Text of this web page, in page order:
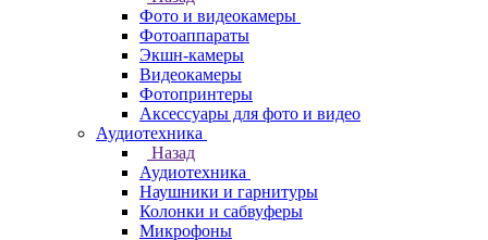
Фото и видеокамеры
Фотоаппараты
Экшн-камеры
Видеокамеры
Фотопринтеры
Аксессуары для фото и видео
Аудиотехника
Назад
Аудиотехника
Наушники и гарнитуры
Колонки и сабвуферы
Микрофоны